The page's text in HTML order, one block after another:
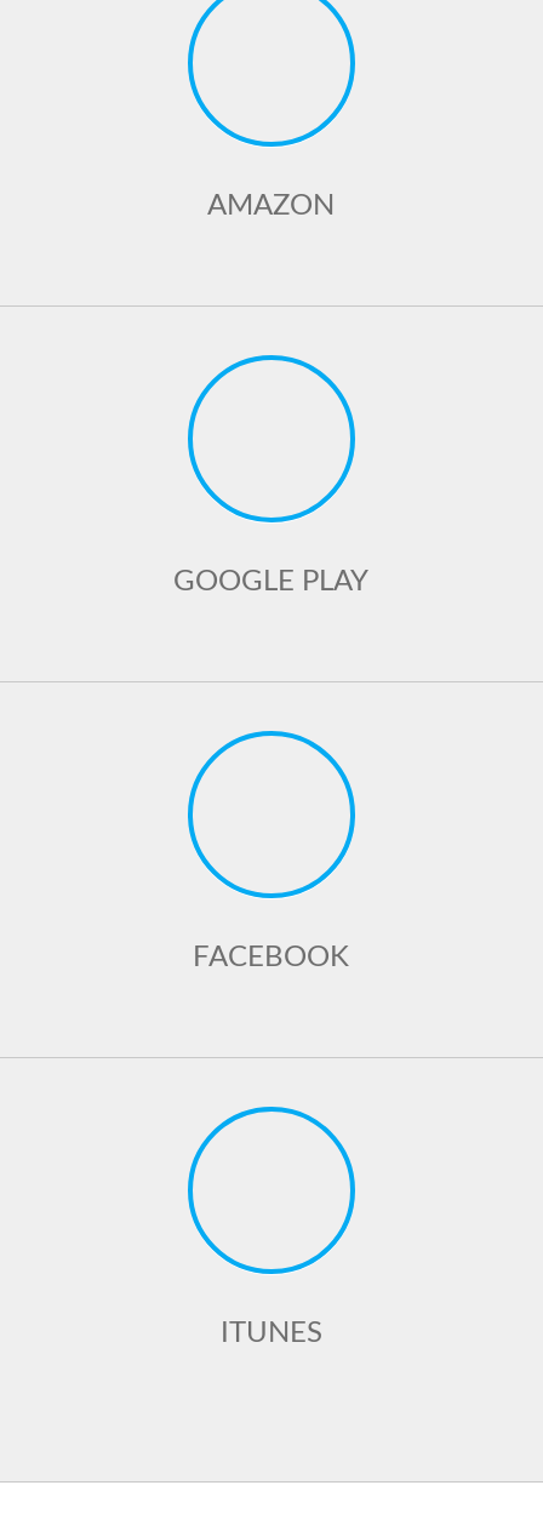
AMAZON
GOOGLE PLAY
FACEBOOK
ITUNES